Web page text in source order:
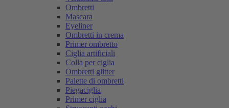
Ombretti
Mascara
Eyeliner
Ombretti in crema
Primer ombretto
Ciglia artificiali
Colla per ciglia
Ombretti glitter
Palette di ombretti
Piegaciglia
Primer ciglia